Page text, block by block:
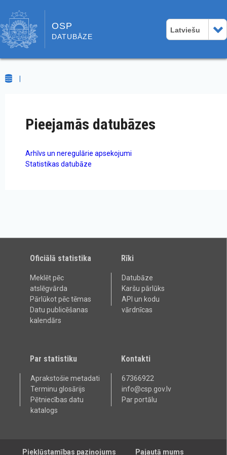
OSP
DATUBĀZE
Latviešu
Pieejamās datubāzes
Arhīvs un neregulārie apsekojumi
Statistikas datubāze
Oficiālā statistika
Meklēt pēc
atslēgvārda
Pārlūkot pēc tēmas
Datu publicēšanas
kalendārs
Rīki
Datubāze
Karšu pārlūks
API un kodu
vārdnīcas
Par statistiku
Aprakstošie metadati
Terminu glosārijs
Pētniecības datu
katalogs
Kontakti
67366922
info@csp.gov.lv
Par portālu
Piekļūstamības paziņojums Pajautā mums